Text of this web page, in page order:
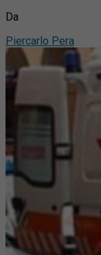
Da
Piercarlo Pera